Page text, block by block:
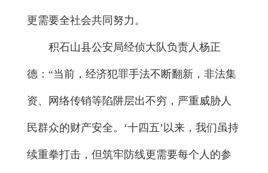
更需要全社会共同努力。
积石山县公安局经侦大队负责人杨正
德：“当前，经济犯罪手法不断翻新，非法集
资、网络传销等陷阱层出不穷，严重威胁人
民群众的财产安全。‘十四五’以来，我们虽持
续重拳打击，但筑牢防线更需要每个人的参